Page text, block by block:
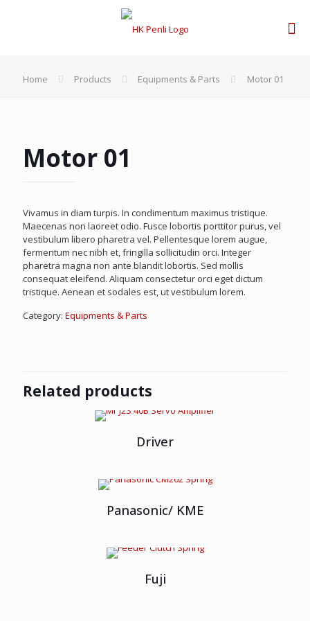
Home Products Equipments & Parts Motor 01
Motor 01
Vivamus in diam turpis. In condimentum maximus tristique.
Maecenas non laoreet odio. Fusce lobortis porttitor purus, vel
vestibulum libero pharetra vel. Pellentesque lorem augue,
fermentum nec nibh et, fringilla sollicitudin orci. Integer
pharetra magna non ante blandit lobortis. Sed mollis
consequat eleifend. Aliquam consectetur orci eget dictum
tristique. Aenean et sodales est, ut vestibulum lorem.
Category: Equipments & Parts
Related products
Driver
Panasonic/ KME
Fuji